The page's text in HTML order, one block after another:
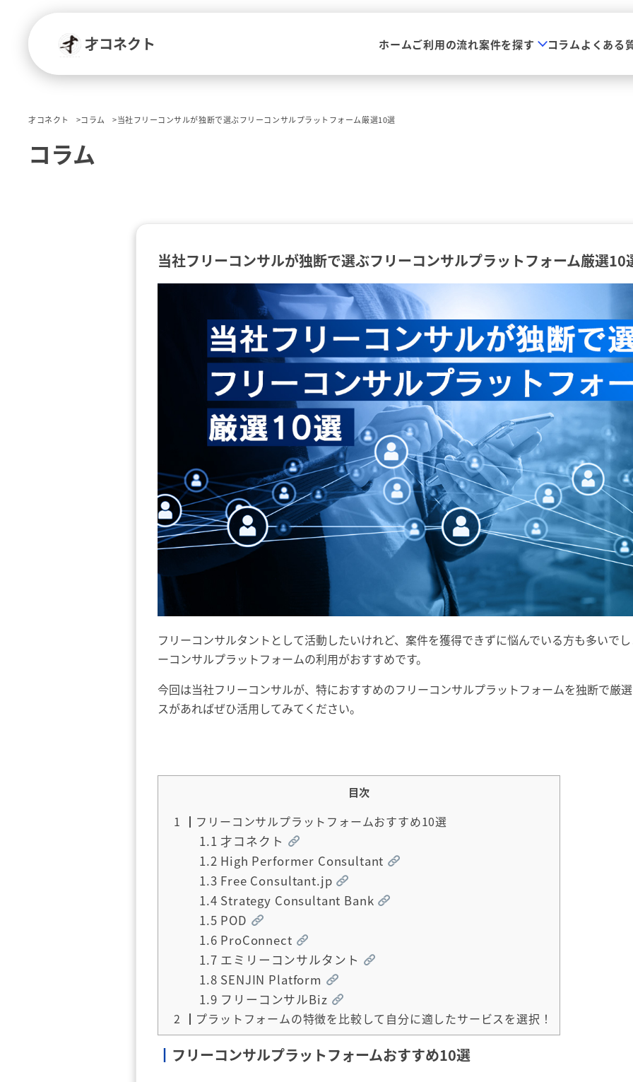
才コネクト ホームご利用の流れ案件を探す コラムよくある
才コネクト コラム 当社フリーコンサルが独断で選ぶフリーコンサルプラットフォーム厳選10選
コラム
当社フリーコンサルが独断で選ぶフリーコンサルプラットフォーム厳選10
フリーコンサルタントとして活動したいけれど、案件を獲得できずに悩んでいる方も多いで
ーコンサルプラットフォームの利用がおすすめです。
今回は当社フリーコンサルが、特におすすめのフリーコンサルプラットフォームを独断で厳
スがあればぜひ活用してみてください。
目次
1 ┃フリーコンサルプラットフォームおすすめ10選
1.1 才コネクト
1.2 High Performer Consultant
1.3 Free Consultant.jp
1.4 Strategy Consultant Bank
1.5 POD
1.6 ProConnect
1.7 エミリーコンサルタント
1.8 SENJIN Platform
1.9 フリーコンサルBiz
2 ┃プラットフォームの特徴を比較して自分に適したサービスを選択！
┃ フリーコンサルプラットフォームおすすめ10選